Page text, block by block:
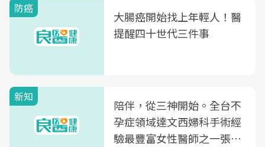
防癌
大腸癌開始找上年輕人！醫
提醒四十世代三件事
新知
陪伴，從三神開始。全台不
孕症領域達文西婦科手術經
驗最豐富女性醫師之一張永